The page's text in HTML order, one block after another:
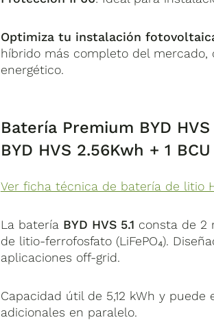
Optimiza tu instalación
híbrido más completo del
energético.
Batería Premium BYD
BYD HVS 2.56Kwh + 1
Ver ficha técnica de batería de litio
La batería BYD HVS 5.1 consta de 2
de litio-ferrofosfato (LiFePO₄).
aplicaciones off-grid.
Capacidad útil de 5,12 kWh y
adicionales en paralelo.